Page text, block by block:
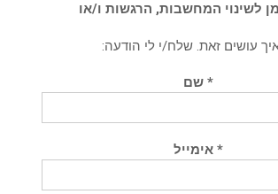
המחשבות, הרגשות ו/או
עושים זאת. שלח/י לי הודעה:
* שם
* אימייל